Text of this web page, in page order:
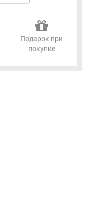
Подарок при
покупке